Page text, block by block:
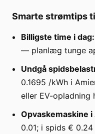
Smarte strømtips
Billigste time i dag:
— planlæg tunge
Undgå
0.1695 /kWh i
eller EV-opladning
Opvaskemaskine i
0.01; i spids €